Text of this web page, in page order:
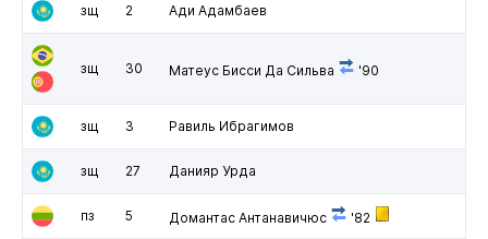
зщ 2 Ади Адамбаев
зщ 30 Матеус Бисси Да Сильва '90
зщ 3 Равиль Ибрагимов
зщ 27 Данияр Урда
пз 5 Домантас Антанавичюс '82